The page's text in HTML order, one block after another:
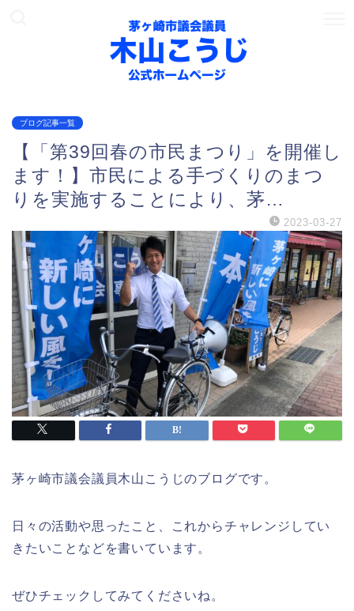
ブログ記事一覧
【「第39回春の市民まつり」を開催し
ます！】市民による手づくりのまつ
りを実施することにより、茅…
2023-03-27
茅ヶ崎市議会議員木山こうじのブログです。
日々の活動や思ったこと、これからチャレンジしてい
きたいことなどを書いています。
ぜひチェックしてみてくださいね。